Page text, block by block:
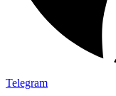
Telegram